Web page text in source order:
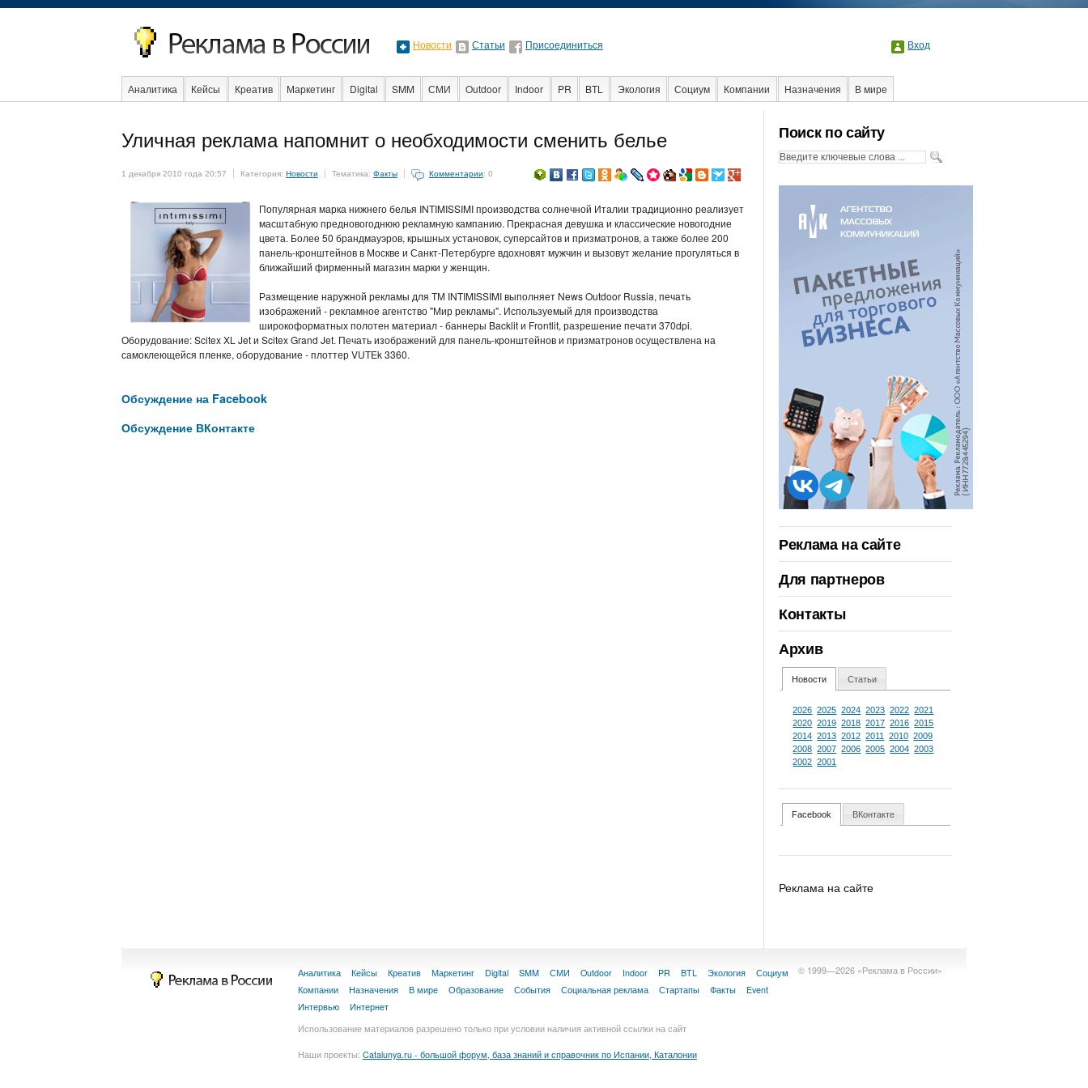
Новости Статьи Присоединиться Вход
Аналитика Кейсы Креатив Маркетинг Digital SMM СМИ Outdoor Indoor PR BTL Экология Социум Компании Назначения
В мире
Поиск по сайту
Реклама на сайте
Для партнеров
Контакты
Архив
Новости Статьи
2026 2025 2024 2023 2022 2021
2020 2019 2018 2017 2016 2015
2014 2013 2012 2011 2010 2009
2008 2007 2006 2005 2004 2003
2002 2001
Facebook ВКонтакте
Реклама на сайте
Уличная реклама напомнит о необходимости сменить белье
1 декабря 2010 года 20:57 Категория: Новости Тематика: Факты Комментарии: 0
Популярная марка нижнего белья INTIMISSIMI производства солнечной Италии традиционно реализует
масштабную предновогоднюю рекламную кампанию. Прекрасная девушка и классические новогодние
цвета. Более 50 брандмауэров, крышных установок, суперсайтов и призматронов, а также более 200
панель-кронштейнов в Москве и Санкт-Петербурге вдохновят мужчин и вызовут желание прогуляться в
ближайший фирменный магазин марки у женщин.
Размещение наружной рекламы для ТМ INTIMISSIMI выполняет News Outdoor Russia, печать
изображений - рекламное агентство "Мир рекламы". Используемый для производства
широкоформатных полотен материал - баннеры Backlit и Frontlit, разрешение печати 370dpi.
Оборудование: Scitex XL Jet и Scitex Grand Jet. Печать изображений для панель-кронштейнов и призматронов осуществлена на
самоклеющейся пленке, оборудование - плоттер VUTEk 3360.
Обсуждение на Facebook
Обсуждение ВКонтакте
© 1999—2026 «Реклама в России»
Аналитика Кейсы Креатив Маркетинг Digital SMM СМИ Outdoor Indoor PR BTL Экология
Социум
Компании
Назначения В мире Образование События Социальная реклама Стартапы Факты
Event
Интервью
Интернет
Использование материалов разрешено только при условии наличия активной ссылки на сайт
Наши проекты: Catalunya.ru - большой форум, база знаний и справочник по Испании, Каталонии